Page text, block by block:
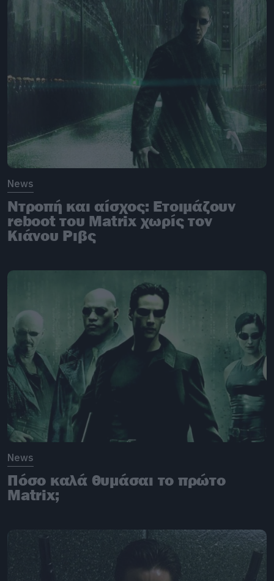
News
Ντροπή και αίσχος: Ετοιμάζουν
reboot του Matrix χωρίς τον
Κιάνου Ριβς
News
Πόσο καλά θυμάσαι το πρώτο
Matrix;